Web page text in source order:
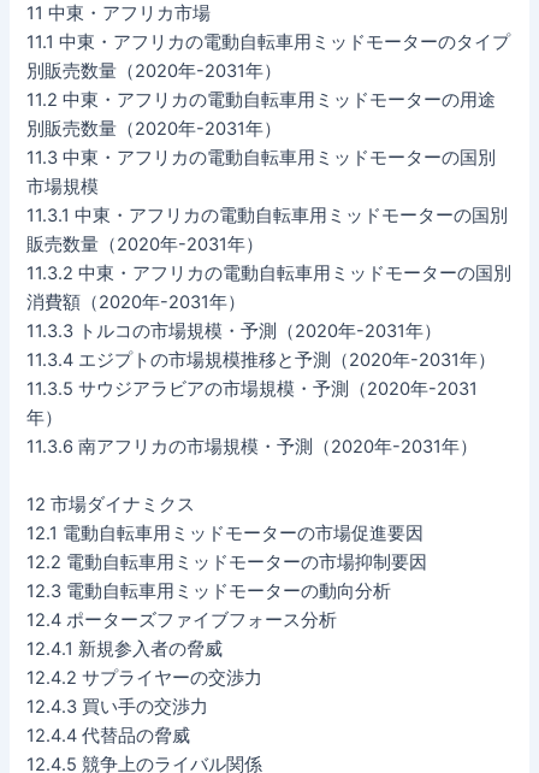
11 中東・アフリカ市場
11.1 中東・アフリカの電動自転車用ミッドモーターのタイプ
別販売数量（2020年-2031年）
11.2 中東・アフリカの電動自転車用ミッドモーターの用途
別販売数量（2020年-2031年）
11.3 中東・アフリカの電動自転車用ミッドモーターの国別
市場規模
11.3.1 中東・アフリカの電動自転車用ミッドモーターの国別
販売数量（2020年-2031年）
11.3.2 中東・アフリカの電動自転車用ミッドモーターの国別
消費額（2020年-2031年）
11.3.3 トルコの市場規模・予測（2020年-2031年）
11.3.4 エジプトの市場規模推移と予測（2020年-2031年）
11.3.5 サウジアラビアの市場規模・予測（2020年-2031
年）
11.3.6 南アフリカの市場規模・予測（2020年-2031年）
12 市場ダイナミクス
12.1 電動自転車用ミッドモーターの市場促進要因
12.2 電動自転車用ミッドモーターの市場抑制要因
12.3 電動自転車用ミッドモーターの動向分析
12.4 ポーターズファイブフォース分析
12.4.1 新規参入者の脅威
12.4.2 サプライヤーの交渉力
12.4.3 買い手の交渉力
12.4.4 代替品の脅威
12.4.5 競争上のライバル関係